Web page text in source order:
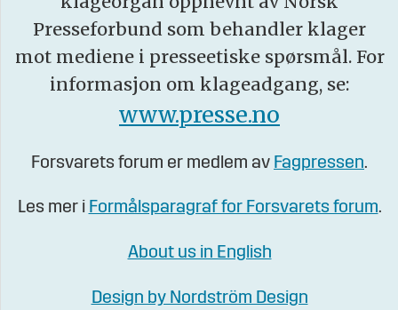
Presseforbund som behandler klager
mot mediene i presseetiske spørsmål. For
informasjon om klageadgang, se:
www.presse.no
Forsvarets forum er medlem av Fagpressen.
Les mer i Formålsparagraf for Forsvarets forum.
About us in English
Design by Nordström Design